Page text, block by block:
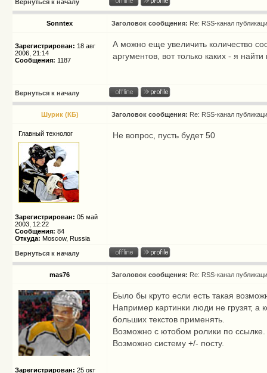
Вернуться к началу
Sonntex Заголовок сообщения: Re: RSS-канал
Зарегистрирован: 18 авг
2006, 21:14
Сообщения: 1187
А можно еще увеличить количество
аргументов, вот только каких - я найти
Вернуться к началу
Шурик (КБ) Заголовок сообщения: Re: RSS-канал
Главный технолог
Зарегистрирован: 05 май
2003, 12:22
Сообщения: 84
Откуда: Moscow, Russia
Не вопрос, пусть будет 50
Вернуться к началу
mas76 Заголовок сообщения: Re: RSS-канал
Зарегистрирован: 25 окт
Было бы круто если есть такая
Например картинки люди не грузят,
больших текстов применять.
Возможно с ютобом ролики по ссылке.
Возможно систему +/- посту.